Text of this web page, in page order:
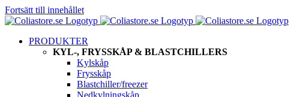
Fortsätt till innehållet
PRODUKTER
KYL-, FRYSSKÅP & BLASTCHILLERS
Kylskåp
Frysskåp
Blastchiller/freezer
Nedkylningskåp